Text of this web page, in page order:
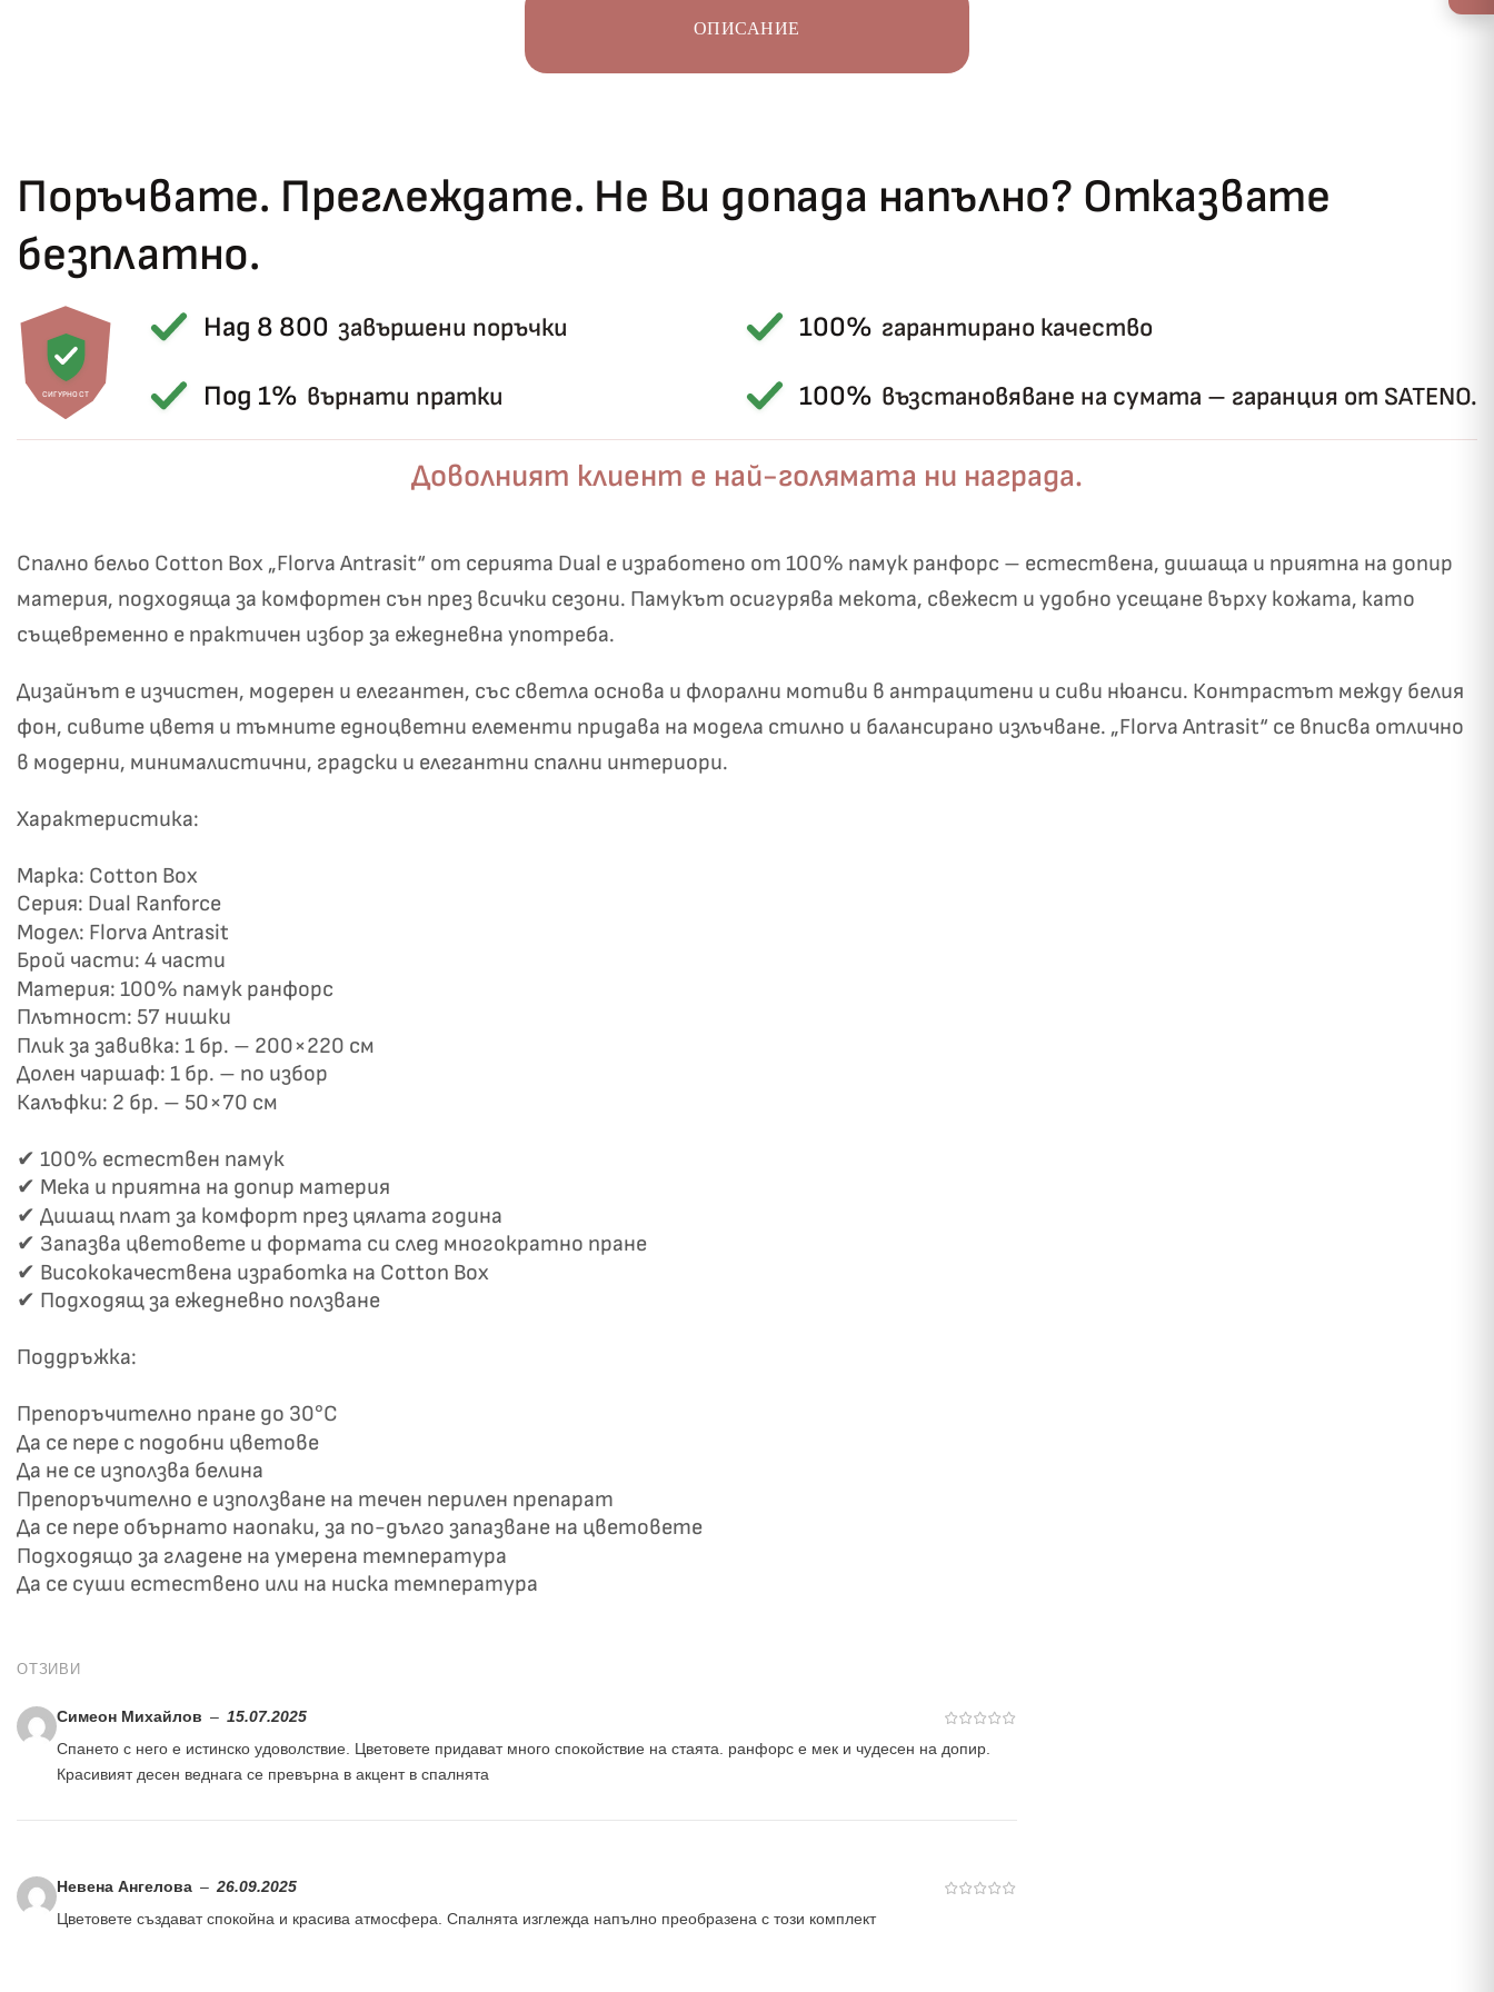
ОПИСАНИЕ
Поръчвате. Преглеждате. Не Ви допада напълно? Отказвате
безплатно.
СИГУРНОСТ
Над 8 800 завършени поръчки
Под 1% върнати пратки
100% гарантирано качество
100% възстановяване на сумата – гаранция от SATENO.
Доволният клиент е най-голямата ни награда.
Спално бельо Cotton Box „Florva Antrasit“ от серията Dual е изработено от 100% памук ранфорс – естествена, дишаща и приятна на допир
материя, подходяща за комфортен сън през всички сезони. Памукът осигурява мекота, свежест и удобно усещане върху кожата, като
същевременно е практичен избор за ежедневна употреба.
Дизайнът е изчистен, модерен и елегантен, със светла основа и флорални мотиви в антрацитени и сиви нюанси. Контрастът между белия
фон, сивите цветя и тъмните едноцветни елементи придава на модела стилно и балансирано излъчване. „Florva Antrasit“ се вписва отлично
в модерни, минималистични, градски и елегантни спални интериори.
Характеристика:
Марка: Cotton Box
Серия: Dual Ranforce
Модел: Florva Antrasit
Брой части: 4 части
Материя: 100% памук ранфорс
Плътност: 57 нишки
Плик за завивка: 1 бр. – 200×220 см
Долен чаршаф: 1 бр. – по избор
Калъфки: 2 бр. – 50×70 см
✔ 100% естествен памук
✔ Мека и приятна на допир материя
✔ Дишащ плат за комфорт през цялата година
✔ Запазва цветовете и формата си след многократно пране
✔ Висококачествена изработка на Cotton Box
✔ Подходящ за ежедневно ползване
Поддръжка:
Препоръчително пране до 30°C
Да се пере с подобни цветове
Да не се използва белина
Препоръчително е използване на течен перилен препарат
Да се пере обърнато наопаки, за по-дълго запазване на цветовете
Подходящо за гладене на умерена температура
Да се суши естествено или на ниска температура
ОТЗИВИ
Симеон Михайлов – 15.07.2025
Спането с него е истинско удоволствие. Цветовете придават много спокойствие на стаята. ранфорс е мек и чудесен на допир.
Красивият десен веднага се превърна в акцент в спалнята
Невена Ангелова – 26.09.2025
Цветовете създават спокойна и красива атмосфера. Спалнята изглежда напълно преобразена с този комплект
Късметът избра Вас!
Хавлиени кърпи – Комплект 2 части – 100% памук
Небесносиньо
Екрю и Бежово
Антрацит
✓